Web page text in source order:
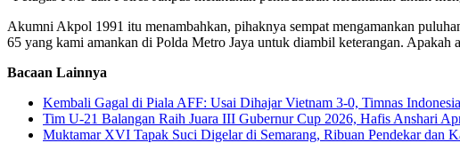
Akumni Akpol 1991 itu menambahkan, pihaknya sempat mengamankan
65 yang kami amankan di Polda Metro Jaya untuk diambil keterangan.
Bacaan Lainnya
Kembali Gagal di Piala AFF: Usai Dihajar Vietnam 3-0, Timnas
Tim U-21 Balangan Raih Juara III Gubernur Cup 2026, Hafis Anshari
Muktamar XVI Tapak Suci Digelar di Semarang, Ribuan Pendekar dan